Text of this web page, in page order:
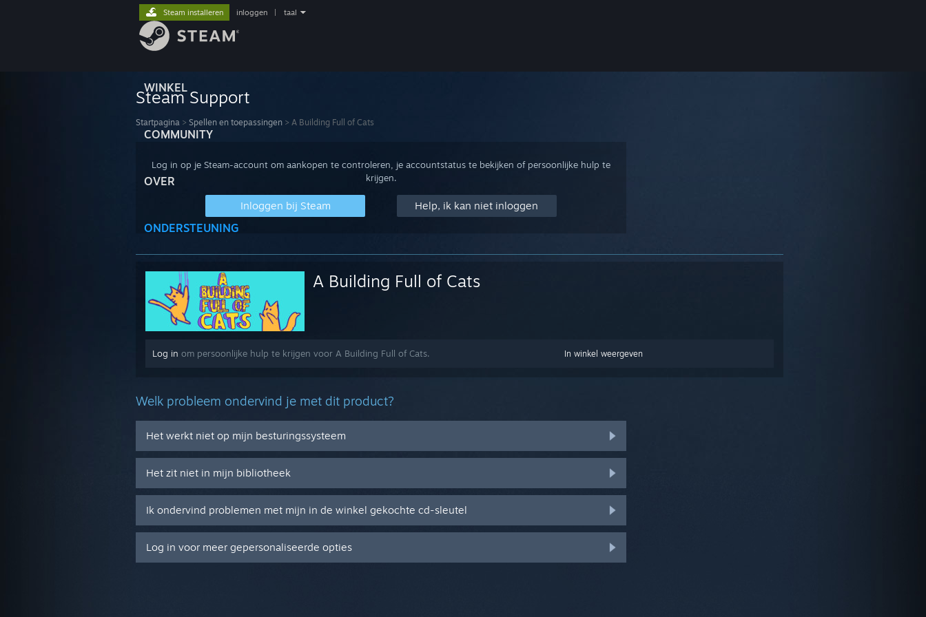
WINKEL
COMMUNITY
OVER
ONDERSTEUNING
Steam installeren inloggen taal
Steam Support
Startpagina > Spellen en toepassingen > A Building Full of Cats
Log in op je Steam-account om aankopen te controleren, je accountstatus te bekijken of persoonlijke hulp te
krijgen.
Inloggen bij Steam Help, ik kan niet inloggen
A Building Full of Cats
In winkel weergeven
Log in om persoonlijke hulp te krijgen voor A Building Full of Cats.
Welk probleem ondervind je met dit product?
Het werkt niet op mijn besturingssysteem
Het zit niet in mijn bibliotheek
Ik ondervind problemen met mijn in de winkel gekochte cd-sleutel
Log in voor meer gepersonaliseerde opties